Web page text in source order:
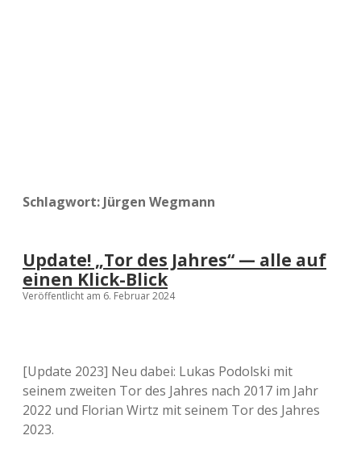
Schlagwort: Jürgen Wegmann
Update! „Tor des Jahres“ — alle auf
einen Klick-Blick
Veröffentlicht am 6. Februar 2024
[Update 2023] Neu dabei: Lukas Podolski mit
seinem zweiten Tor des Jahres nach 2017 im Jahr
2022 und Florian Wirtz mit seinem Tor des Jahres
2023.